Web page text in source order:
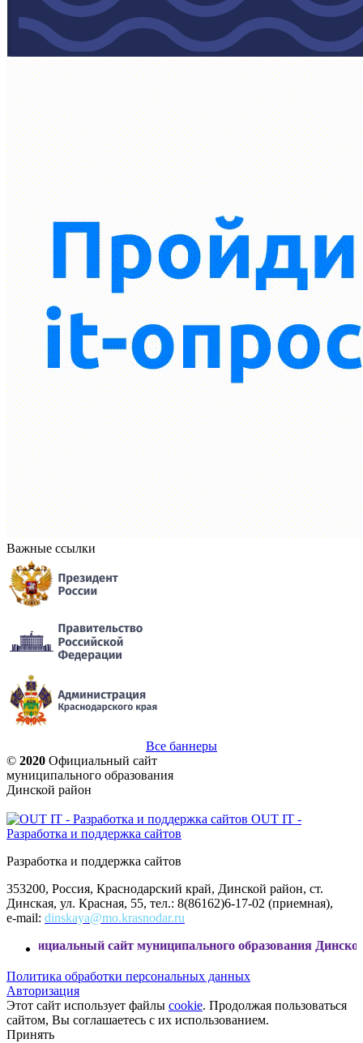
Важные ссылки
Все баннеры
© 2020 Официальный сайт
муниципального образования
Динской район
OUT IT -
Разработка и поддержка сайтов
Разработка и поддержка сайтов
353200, Россия, Краснодарский край, Динской район, ст.
Динская, ул. Красная, 55, тел.: 8(86162)6-17-02 (приемная),
e-mail: dinskaya@mo.krasnodar.ru
сайт муниципального образования Динской район
Политика обработки персональных данных
Авторизация
Этот сайт использует файлы cookie. Продолжая пользоваться
сайтом, Вы соглашаетесь с их использованием.
Принять